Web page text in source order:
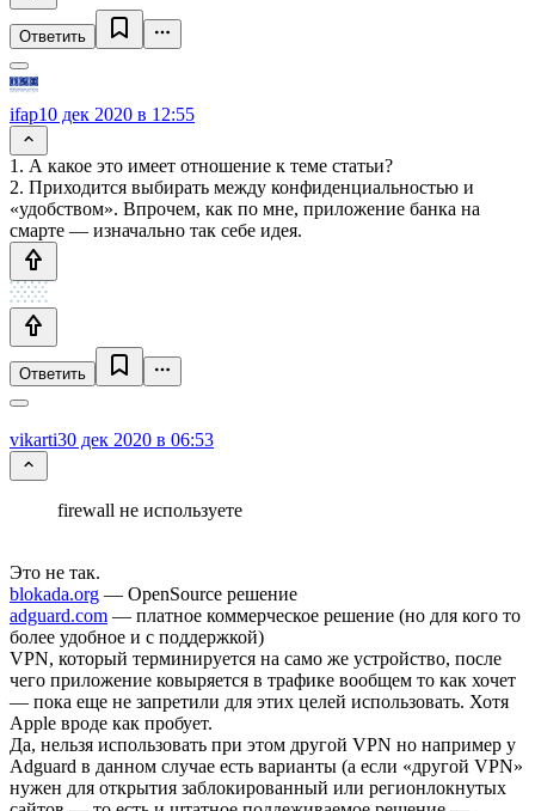
Ответить
ifap10 дек 2020 в 12:55
1. А какое это имеет отношение к теме статьи?
2. Приходится выбирать между конфиденциальностью и
«удобством». Впрочем, как по мне, приложение банка на
смарте — изначально так себе идея.
Ответить
vikarti30 дек 2020 в 06:53
firewall не используете
Это не так.
blokada.org — OpenSource решение
adguard.com — платное коммерческое решение (но для кого то
более удобное и с поддержкой)
VPN, который терминируется на само же устройство, после
чего приложение ковыряется в трафике вообщем то как хочет
— пока еще не запретили для этих целей использовать. Хотя
Apple вроде как пробует.
Да, нельзя использовать при этом другой VPN но например у
Adguard в данном случае есть варианты (а если «другой VPN»
нужен для открытия заблокированный или регионлокнутых